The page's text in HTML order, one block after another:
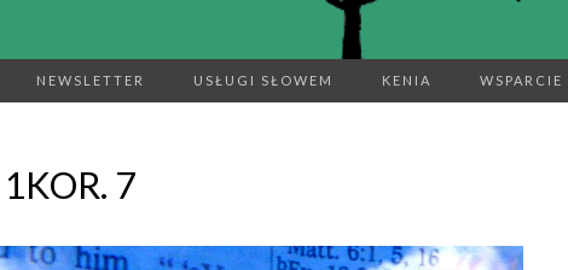
NEWSLETTER USŁUGI SŁOWEM KENIA WSPARCIE
7